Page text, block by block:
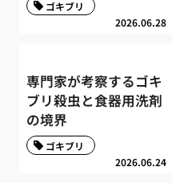
2026.06.28
ゴキブリ
専門家が考察するゴキ
ブリ殺虫と食器用洗剤
の境界
2026.06.24
ゴキブリ